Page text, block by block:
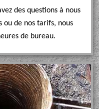
des questions à nous
ou de nos tarifs, nous
de bureau.